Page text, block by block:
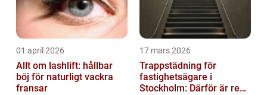
01 april 2026
Allt om lashlift: hållbar
böj för naturligt vackra
fransar
17 mars 2026
Trappstädning för
fastighetsägare i
Stockholm: Därför är rena